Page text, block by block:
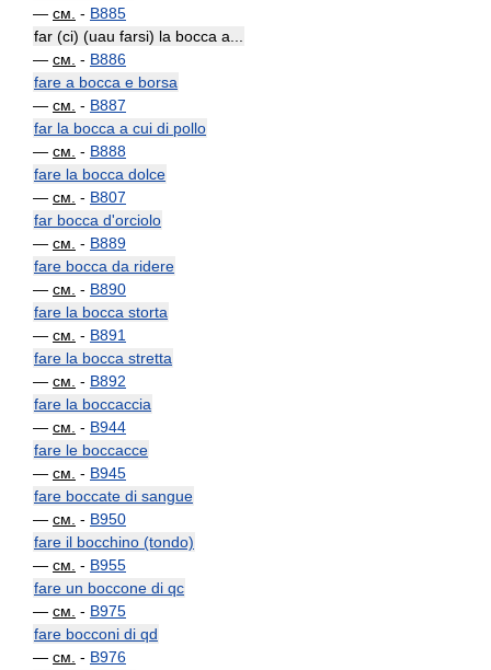
— см. - B885
far (ci) (uau farsi) la bocca a...
— см. - B886
fare a bocca e borsa
— см. - B887
far la bocca a cui di pollo
— см. - B888
fare la bocca dolce
— см. - B807
far bocca d'orciolo
— см. - B889
fare bocca da ridere
— см. - B890
fare la bocca storta
— см. - B891
fare la bocca stretta
— см. - B892
fare la boccaccia
— см. - B944
fare le boccacce
— см. - B945
fare boccate di sangue
— см. - B950
fare il bocchino (tondo)
— см. - B955
fare un boccone di qc
— см. - B975
fare bocconi di qd
— см. - B976